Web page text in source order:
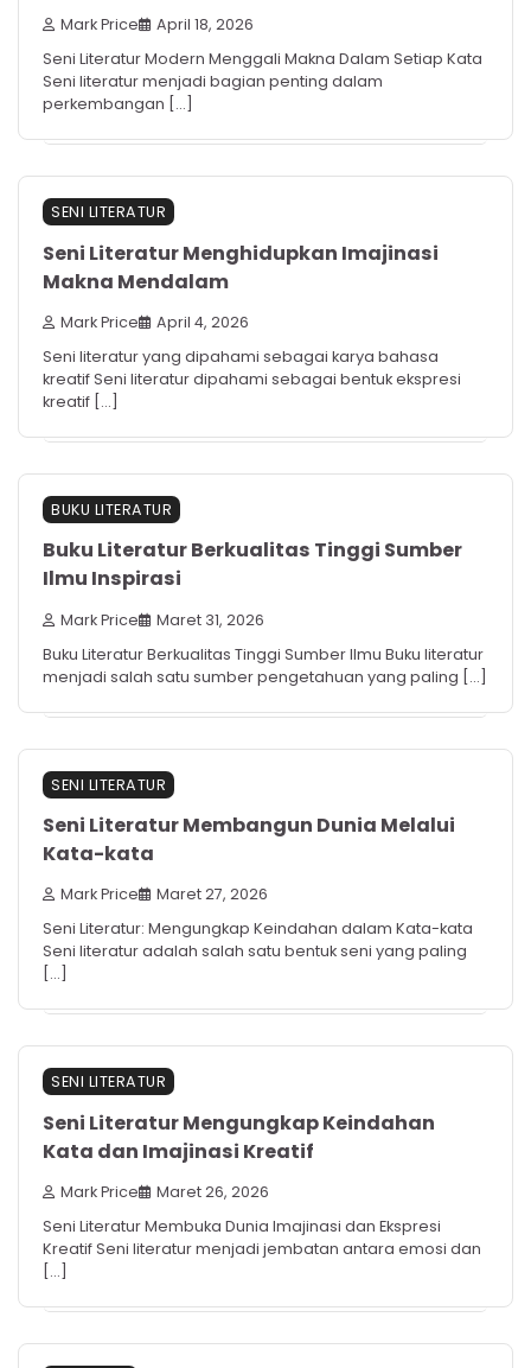
Mark Price April 18, 2026
Seni Literatur Modern Menggali Makna Dalam Setiap Kata
Seni literatur menjadi bagian penting dalam
perkembangan […]
SENI LITERATUR
Seni Literatur Menghidupkan Imajinasi
Makna Mendalam
Mark Price April 4, 2026
Seni literatur yang dipahami sebagai karya bahasa
kreatif Seni literatur dipahami sebagai bentuk ekspresi
kreatif […]
BUKU LITERATUR
Buku Literatur Berkualitas Tinggi Sumber
Ilmu Inspirasi
Mark Price Maret 31, 2026
Buku Literatur Berkualitas Tinggi Sumber Ilmu Buku literatur
menjadi salah satu sumber pengetahuan yang paling […]
SENI LITERATUR
Seni Literatur Membangun Dunia Melalui
Kata-kata
Mark Price Maret 27, 2026
Seni Literatur: Mengungkap Keindahan dalam Kata-kata
Seni literatur adalah salah satu bentuk seni yang paling
[…]
SENI LITERATUR
Seni Literatur Mengungkap Keindahan
Kata dan Imajinasi Kreatif
Mark Price Maret 26, 2026
Seni Literatur Membuka Dunia Imajinasi dan Ekspresi
Kreatif Seni literatur menjadi jembatan antara emosi dan
[…]